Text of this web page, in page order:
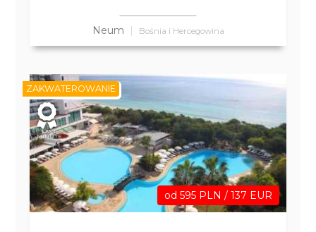
Neum Bośnia i Hercegowina
od 595 PLN / 137 EUR
ZAKWATEROWANIE
LAST
MINUTE